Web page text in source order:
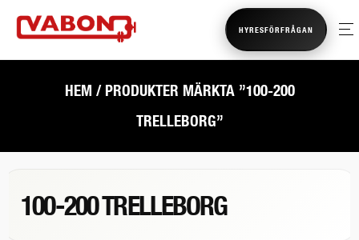
HYRESFÖRFRÅGAN
HEM / PRODUKTER MÄRKTA ”100-200
TRELLEBORG”
100-200 TRELLEBORG